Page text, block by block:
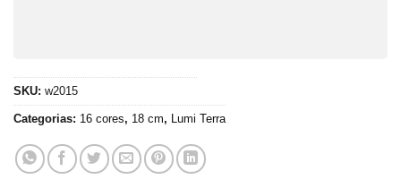
SKU: w2015
Categorias: 16 cores, 18 cm, Lumi Terra